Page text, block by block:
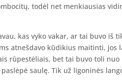
todėl net menkiausias
kas vyko vakar, ar tai buvo iš
atnešdavo kūdikius maitinti, jos
rūpestėliais, bet tai buvo toli nuo
saulę. Tik už ligoninės